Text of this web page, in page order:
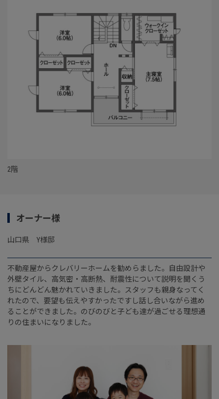
2階
オーナー様
山口県 Y様邸
不動産屋からクレバリーホームを勧めらました。自由設計や
外壁タイル、高気密・高断熱、耐震性について説明を聞くう
ちにどんどん魅かれていきました。スタッフも親身なってく
れたので、要望も伝えやすかったですし話し合いながら進め
ることができました。のびのびと子ども達が過ごせる理想通
りの住まいになりました。